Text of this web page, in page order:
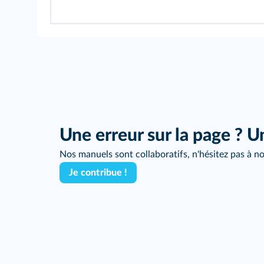
Une erreur sur la page ?
Nos manuels sont collaboratifs, n'hésitez pas à
Je contribue !